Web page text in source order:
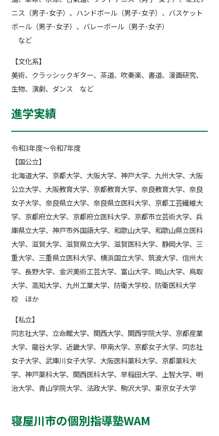
ニス（男子･女子）、ハンドボール（男子･女子）、バスケット
ボール（男子･女子）、バレーボール（男子･女子）
など
【文化系】
美術、クラッシックギター、茶道、吹奏楽、書道、漫画研究、
生物、演劇、ダンス など
進学実績
令和3年度～令和7年度
【国公立】
北海道大学、京都大学、大阪大学、神戸大学、九州大学、大阪
公立大学、大阪教育大学、京都教育大学、奈良教育大学、奈良
女子大学、奈良県立大学、奈良県立医科大学、京都工芸繊維大
学、京都府立大学、京都府立医科大学、京都市立芸術大学、兵
庫県立大学、神戸市外国語大学、和歌山大学、和歌山県立医科
大学、滋賀大学、滋賀県立大学、滋賀医科大学、静岡大学、三
重大学、三重県立医科大学、横浜国立大学、筑波大学、信州大
学、長野大学、金沢美術工芸大学、富山大学、岡山大学、鳥取
大学、高知大学、九州工業大学、防衛大学校、防衛医科大学
校 ほか
【私立】
同志社大学、立命館大学、関西大学、関西学院大学、京都産業
大学、龍谷大学、近畿大学、甲南大学、京都女子大学、同志社
女子大学、武庫川女子大学、大阪医科薬科大学、京都薬科大
学、神戸薬科大学、関西医科大学、早稲田大学、上智大学、明
治大学、青山学院大学、法政大学、駒沢大学、東京女子大学
寝屋川市の個別指導塾WAM